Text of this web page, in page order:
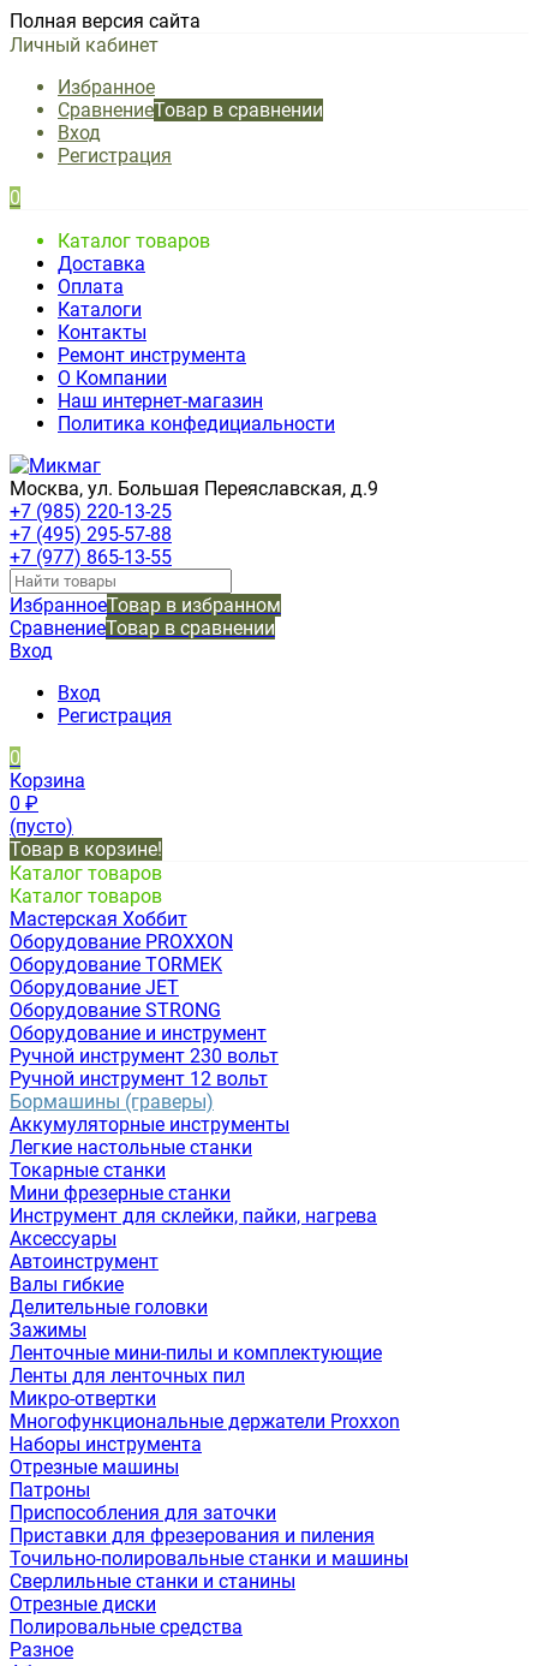
Полная версия сайта
Личный кабинет
Избранное
СравнениеТовар в сравнении
Вход
Регистрация
0
Каталог товаров
Доставка
Оплата
Каталоги
Контакты
Ремонт инструмента
О Компании
Наш интернет-магазин
Политика конфедициальности
Москва, ул. Большая Переяславская, д.9
+7 (985) 220-13-25
+7 (495) 295-57-88
+7 (977) 865-13-55
ИзбранноеТовар в избранном
СравнениеТовар в сравнении
Вход
Вход
Регистрация
0
Корзина
0 ₽
(пусто)
Товар в корзине!
Каталог товаров
Каталог товаров
Мастерская Хоббит
Оборудование PROXXON
Оборудование TORMEK
Оборудование JET
Оборудование STRONG
Оборудование и инструмент
Ручной инструмент 230 вольт
Ручной инструмент 12 вольт
Бормашины (граверы)
Аккумуляторные инструменты
Легкие настольные станки
Токарные станки
Мини фрезерные станки
Инструмент для склейки, пайки, нагрева
Аксессуары
Автоинструмент
Валы гибкие
Делительные головки
Зажимы
Ленточные мини-пилы и комплектующие
Ленты для ленточных пил
Микро-отвертки
Многофункциональные держатели Proxxon
Наборы инструмента
Отрезные машины
Патроны
Приспособления для заточки
Приставки для фрезерования и пиления
Точильно-полировальные станки и машины
Сверлильные станки и станины
Отрезные диски
Полировальные средства
Разное